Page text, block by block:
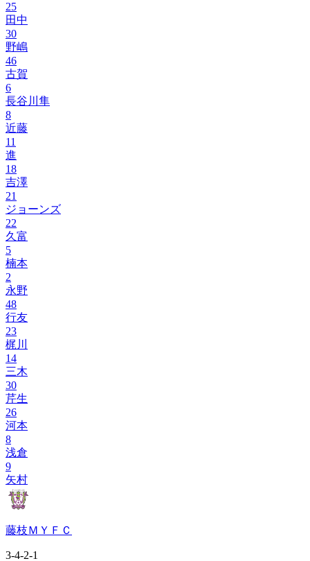
25
田中
30
野嶋
46
古賀
6
長谷川隼
8
近藤
11
進
18
吉澤
21
ジョーンズ
22
久富
5
楠本
2
永野
48
行友
23
梶川
14
三木
30
芹生
26
河本
8
浅倉
9
矢村
藤枝ＭＹＦＣ
3-4-2-1